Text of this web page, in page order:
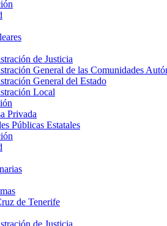
de Justicia
General de las Comunidades
General del Estado
Local
Privada
Públicas Estatales
de Tenerife